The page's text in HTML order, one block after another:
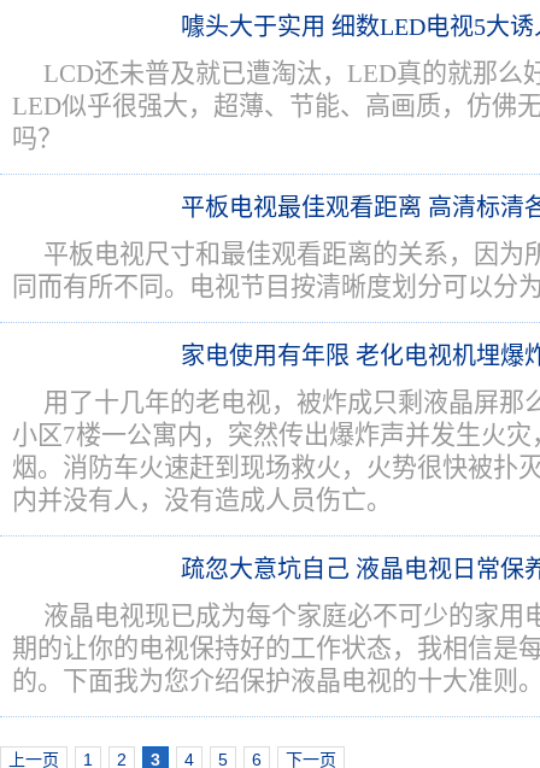
噱头大于实用 细数LED电视5大
LCD还未普及就已遭淘汰，LED真的就那么
LED似乎很强大，超薄、节能、高画质，仿佛
吗？
平板电视最佳观看距离 高清标清
平板电视尺寸和最佳观看距离的关系，因为
同而有所不同。电视节目按清晰度划分可以分
家电使用有年限 老化电视机埋爆
用了十几年的老电视，被炸成只剩液晶屏那
小区7楼一公寓内，突然传出爆炸声并发生火
烟。消防车火速赶到现场救火，火势很快被扑
内并没有人，没有造成人员伤亡。
疏忽大意坑自己 液晶电视日常保
液晶电视现已成为每个家庭必不可少的家用
期的让你的电视保持好的工作状态，我相信是
的。下面我为您介绍保护液晶电视的十大准则
上一页 1 2 3 4 5 6 下一页